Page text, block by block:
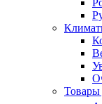
Товары